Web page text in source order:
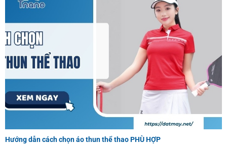
Hướng dẫn cách chọn áo thun thể thao PHÙ HỢP